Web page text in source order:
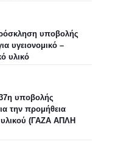
υποβολής
υγειονομικό –
υλικό
υποβολής
την προμήθεια
υλικού (ΓΑΖΑ ΑΠΛΗ